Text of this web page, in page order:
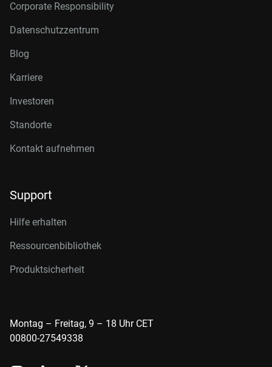
Corporate Responsibility
Datenschutzzentrum
Blog
Karriere
Investoren
Standorte
Kontakt aufnehmen
Support
Hilfe erhalten
Ressourcenbibliothek
Produktsicherheit
Montag – Freitag, 9 – 18 Uhr CET
00800-27549338